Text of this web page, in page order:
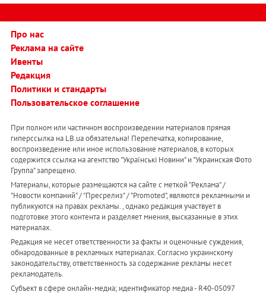
Про нас
Реклама на сайте
Ивенты
Редакция
Политики и стандарты
Пользовательское соглашение
При полном или частичном воспроизведении материалов прямая
гиперссылка на LB.ua обязательна! Перепечатка, копирование,
воспроизведение или иное использование материалов, в которых
содержится ссылка на агентство "Українськi Новини" и "Украинская Фото
Группа" запрещено.
Материалы, которые размещаются на сайте с меткой "Реклама" /
"Новости компаний" / "Пресрелиз" / "Promoted", являются рекламными и
публикуются на правах рекламы. , однако редакция участвует в
подготовке этого контента и разделяет мнения, высказанные в этих
материалах.
Редакция не несет ответственности за факты и оценочные суждения,
обнародованные в рекламных материалах. Согласно украинскому
законодательству, ответственность за содержание рекламы несет
рекламодатель.
Субъект в сфере онлайн-медиа; идентификатор медиа - R40-05097